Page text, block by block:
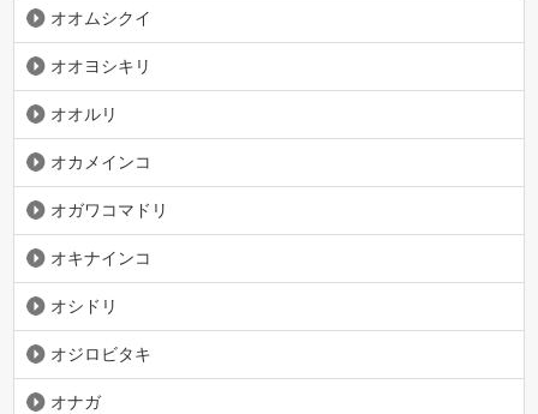
オオムシクイ
オオヨシキリ
オオルリ
オカメインコ
オガワコマドリ
オキナインコ
オシドリ
オジロビタキ
オナガ